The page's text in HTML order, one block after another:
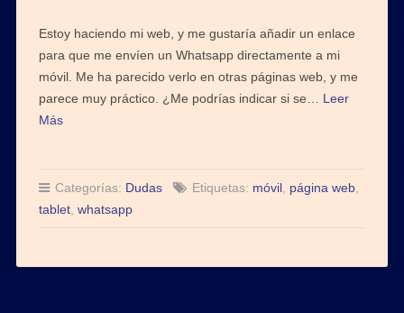
Estoy haciendo mi web, y me gustaría añadir un enlace
para que me envíen un Whatsapp directamente a mi
móvil. Me ha parecido verlo en otras páginas web, y me
parece muy práctico. ¿Me podrías indicar si se… Leer
Más
Categorías: Dudas Etiquetas: móvil, página web,
tablet, whatsapp